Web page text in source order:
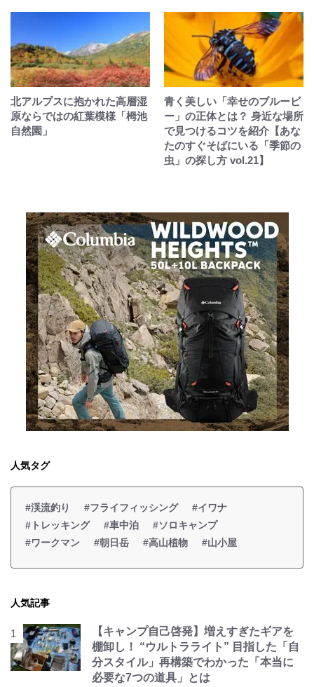
北アルプスに抱かれた高層湿
原ならではの紅葉模様「栂池
自然園」
青く美しい「幸せのブルービ
ー」の正体とは？ 身近な場所
で見つけるコツを紹介【あな
たのすぐそばにいる「季節の
虫」の探し方 vol.21】
人気タグ
#渓流釣り #フライフィッシング
#イワナ
#トレッキング
#車中泊
#ソロキャンプ
#ワークマン
#朝日岳 #高山植物 #山小屋
人気記事
【キャンプ自己啓発】増えすぎたギアを
棚卸し！ “ウルトラライト” 目指した「自
分スタイル」再構築でわかった「本当に
必要な7つの道具」とは